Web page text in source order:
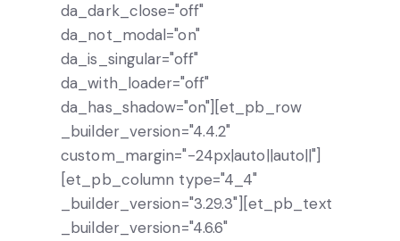
da_dark_close="off"
da_not_modal="on"
da_is_singular="off"
da_with_loader="off"
da_has_shadow="on"][et_pb_row
_builder_version="4.4.2"
custom_margin="-24px|auto||auto||"]
[et_pb_column type="4_4"
_builder_version="3.29.3"][et_pb_text
_builder_version="4.6.6"